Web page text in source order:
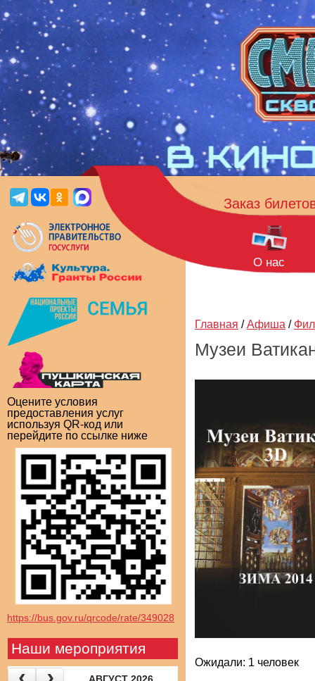
Оцените условия
предоставления услуг
используя QR-код или
перейдите по ссылке ниже
https://bus.gov.ru/qrcode/rate/349028
Наши мероприятия
АВГУСТ 2026
Заказ
О нас
Главная / Афиша /
Музеи
Ожидали: 1 человек